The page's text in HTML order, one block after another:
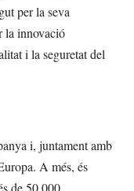
per la seva
la innovació
i la seguretat del
i, juntament amb
A més, és
de 50.000